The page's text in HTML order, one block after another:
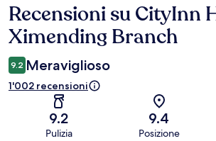
Recensioni
Recensioni su CityInn
Ximending Branch
9.2 Meraviglioso
1'002 recensioni
9.2
Pulizia
9.4
Posizione